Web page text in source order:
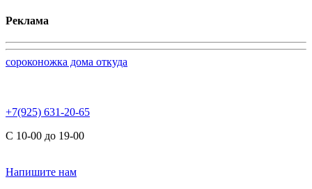
Реклама
сороконожка дома откуда
+7(925) 631-20-65
С 10-00 до 19-00
Напишите нам